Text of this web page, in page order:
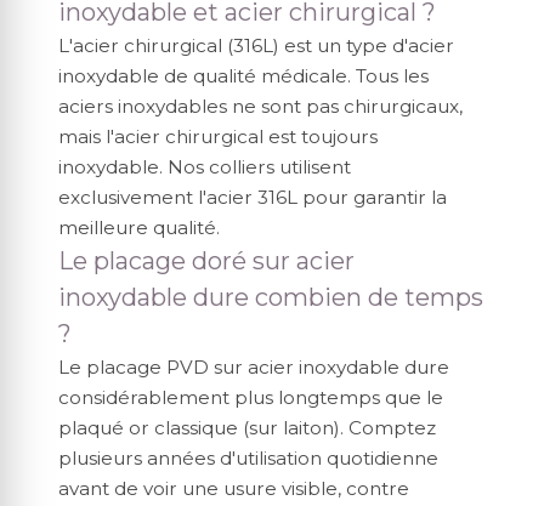
inoxydable et acier chirurgical ?
L'acier chirurgical (316L) est un type d'acier
inoxydable de qualité médicale. Tous les
aciers inoxydables ne sont pas chirurgicaux,
mais l'acier chirurgical est toujours
inoxydable. Nos colliers utilisent
exclusivement l'acier 316L pour garantir la
meilleure qualité.
Le placage doré sur acier
inoxydable dure combien de temps
?
Le placage PVD sur acier inoxydable dure
considérablement plus longtemps que le
plaqué or classique (sur laiton). Comptez
plusieurs années d'utilisation quotidienne
avant de voir une usure visible, contre